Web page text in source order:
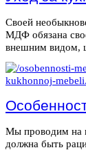
Своей
МДФ обязана
внешним видом,
Мы проводим на
должна быть